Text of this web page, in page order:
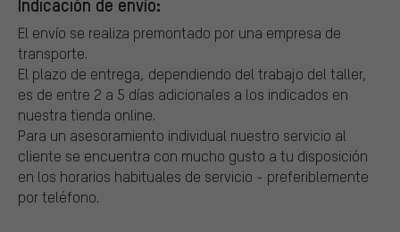
El envío se realiza premontado por una empresa de
transporte.
El plazo de entrega, dependiendo del trabajo del taller,
es de entre 2 a 5 días adicionales a los indicados en
nuestra tienda online.
Para un asesoramiento individual nuestro servicio al
cliente se encuentra con mucho gusto a tu disposición
en los horarios habituales de servicio - preferiblemente
por teléfono.